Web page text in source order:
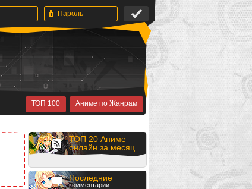
ТОП 100 Аниме по Жанрам
ТОП 20 Аниме
онлайн за месяц
Последние
комментарии